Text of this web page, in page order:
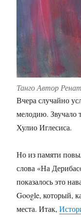
Танго Автор
Вчера случайно
мелодию. Звучало
Хулио Иглесиса.
Но из памяти
слова «На
показалось это
Google, который,
места. Итак,